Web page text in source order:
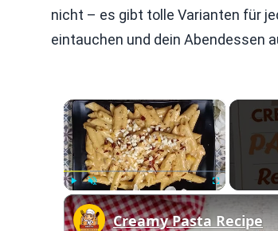
nicht – es gibt tolle Varianten für
eintauchen und dein Abendessen
×
Play Unmute
Creamy Pasta Recipe